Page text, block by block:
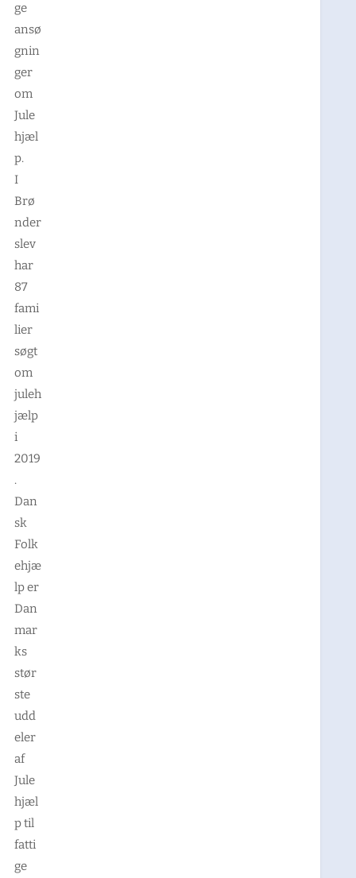
ge
ansø
gnin
ger
om
Jule
hjæl
p.
I
Brø
nder
slev
har
87
fami
lier
søgt
om
juleh
jælp
i
2019
.
Dan
sk
Folk
ehjæ
lp er
Dan
mar
ks
stør
ste
udd
eler
af
Jule
hjæl
p til
fatti
ge